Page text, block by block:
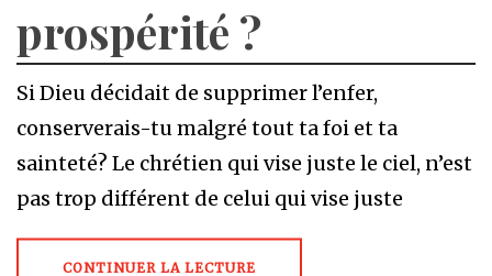
prospérité ?
Si Dieu décidait de supprimer l’enfer,
conserverais-tu malgré tout ta foi et ta
sainteté? Le chrétien qui vise juste le ciel, n’est
pas trop différent de celui qui vise juste
CONTINUER LA LECTURE